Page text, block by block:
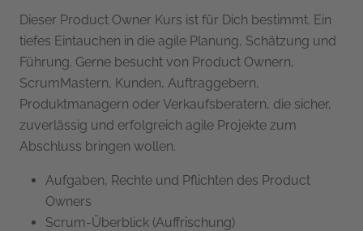
Dieser Product Owner Kurs ist für Dich bestimmt. Ein
tiefes Eintauchen in die agile Planung, Schätzung und
Führung. Gerne besucht von Product Ownern,
ScrumMastern, Kunden, Auftraggebern,
Produktmanagern oder Verkaufsberatern, die sicher,
zuverlässig und erfolgreich agile Projekte zum
Abschluss bringen wollen.
Aufgaben, Rechte und Pflichten des Product
Owners
Scrum-Überblick (Auffrischung)